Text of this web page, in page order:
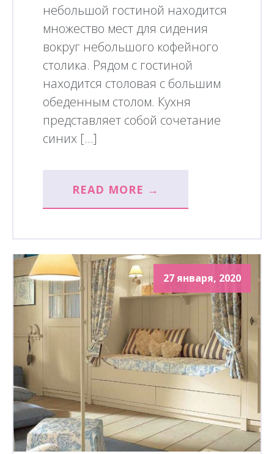
небольшой гостиной находится
множество мест для сидения
вокруг небольшого кофейного
столика. Рядом с гостиной
находится столовая с большим
обеденным столом. Кухня
представляет собой сочетание
синих […]
READ MORE →
27 января, 2020